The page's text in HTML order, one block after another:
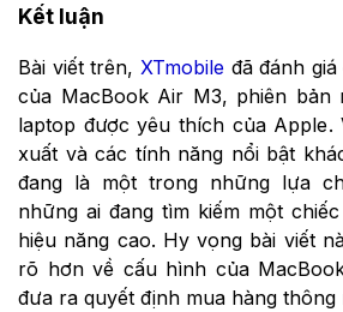
Kết luận
Bài viết trên, XTmobileđã đánh giá
của MacBook Air M3, phiên bản
laptop được yêu thích của Apple.
xuất và các tính năng nổi bật
đang là một trong những lựa
những ai đang tìm kiếm một
hiệu năng cao. Hy vọng bài viết
rõ hơn về cấu hình của
đưa ra quyết định mua hàng thông